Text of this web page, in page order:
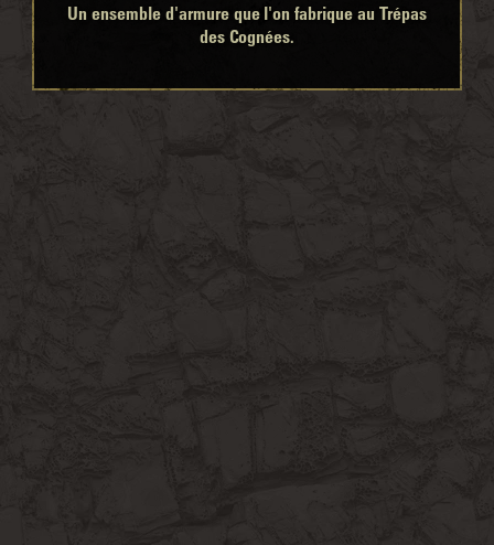
Un ensemble d'armure que l'on fabrique au Trépas
des Cognées.